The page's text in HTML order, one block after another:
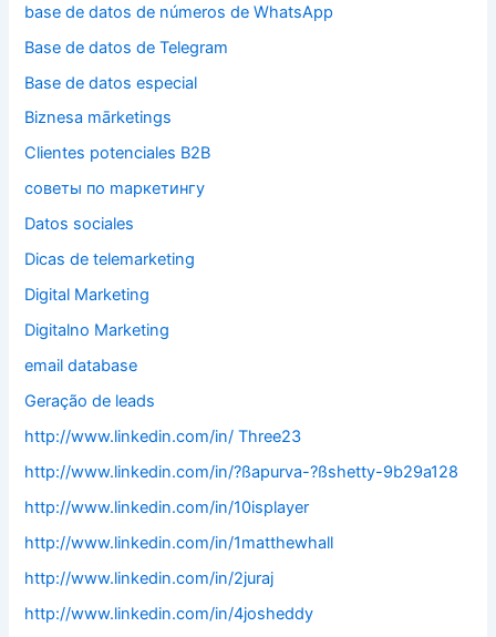
base de datos de números de WhatsApp
Base de datos de Telegram
Base de datos especial
Biznesa mārketings
Clientes potenciales B2B
cоветы по mаркетингу
Datos sociales
Dicas de telemarketing
Digital Marketing
Digitalno Marketing
email database
Geração de leads
http://www.linkedin.com/in/ Three23
http://www.linkedin.com/in/?ßapurva-?ßshetty-9b29a128
http://www.linkedin.com/in/10isplayer
http://www.linkedin.com/in/1matthewhall
http://www.linkedin.com/in/2juraj
http://www.linkedin.com/in/4josheddy